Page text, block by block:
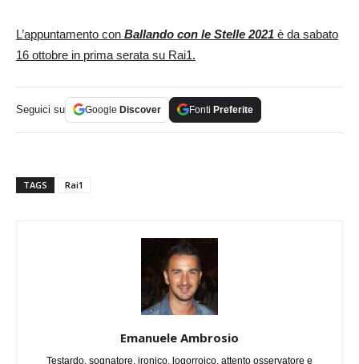
L’appuntamento con Ballando con le Stelle 2021 è da sabato
16 ottobre in prima serata su Rai1.
Seguici su Google Discover Fonti Preferite
TAGS Rai1
Emanuele Ambrosio
Testardo, sognatore, ironico, logorroico, attento osservatore e